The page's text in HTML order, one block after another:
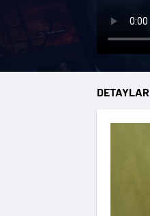
DETAYLAR